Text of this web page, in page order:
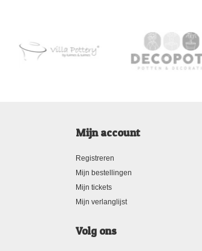
Mijn account
Registreren
Mijn bestellingen
Mijn tickets
Mijn verlanglijst
Volg ons